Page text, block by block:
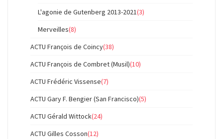
L'agonie de Gutenberg 2013-2021(3)
Merveilles(8)
ACTU François de Coincy(38)
ACTU François de Combret (Musil)(10)
ACTU Frédéric Vissense(7)
ACTU Gary F. Bengier (San Francisco)(5)
ACTU Gérald Wittock(24)
ACTU Gilles Cosson(12)